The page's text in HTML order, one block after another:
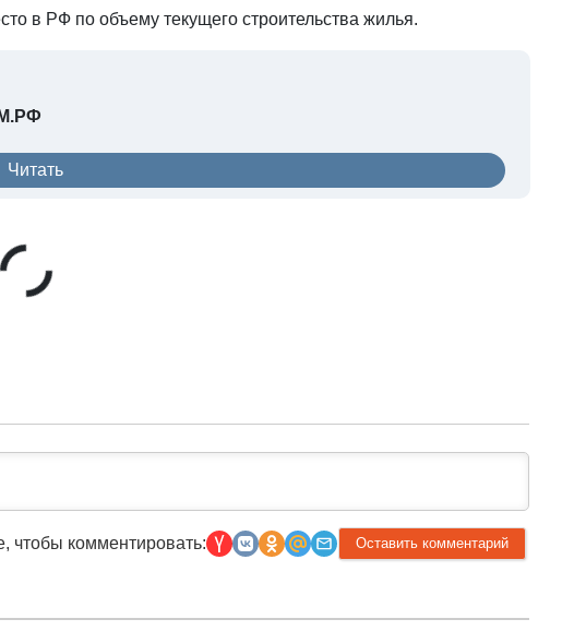
в РФ по объему текущего строительства жилья.
Читать
чтобы комментировать: